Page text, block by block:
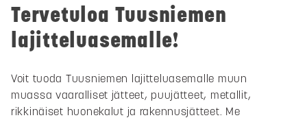
Tervetuloa Tuusniemen
lajitteluasemalle!
Voit tuoda Tuusniemen lajitteluasemalle muun
muassa vaaralliset jätteet, puujätteet, metallit,
rikkinäiset huonekalut ja rakennusjätteet. Me